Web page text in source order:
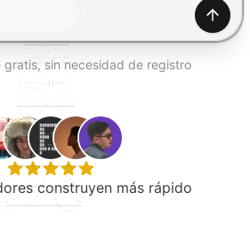
sin necesidad de registro
construyen más rápido